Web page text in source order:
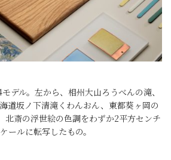
デル。左から、相州大山ろうべんの滝、
道坂ノ下清滝くわんおん、東都葵ヶ岡の
北斎の浮世絵の色調をわずか2平方センチ
ールに転写したもの。